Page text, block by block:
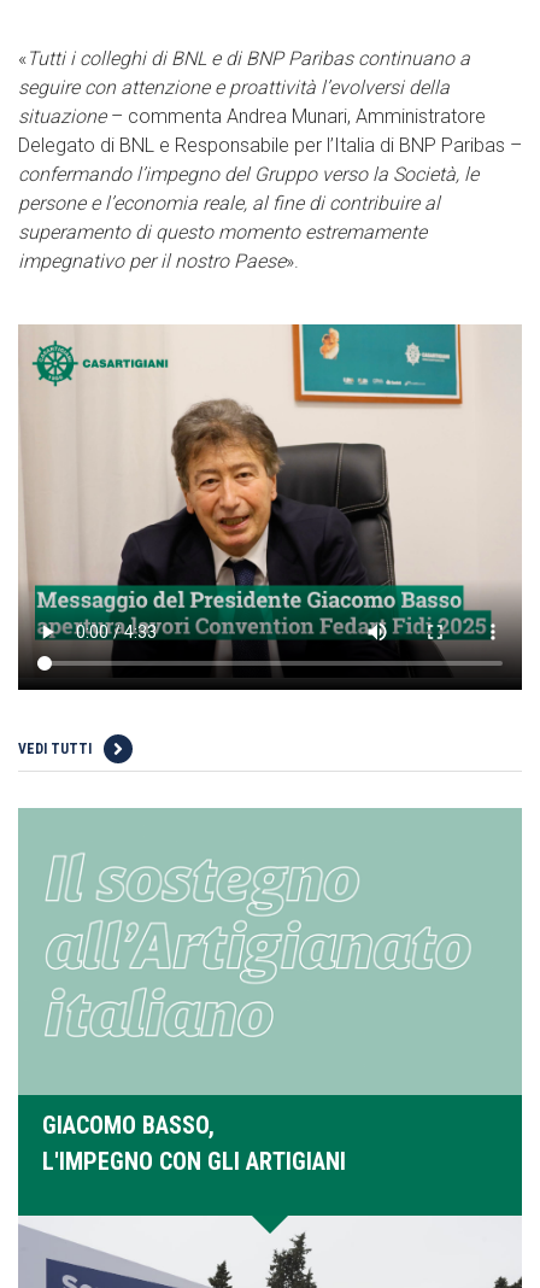
«Tutti i colleghi di BNL e di BNP Paribas continuano a
seguire con attenzione e proattività l’evolversi della
situazione– commenta Andrea Munari, Amministratore
Delegato di BNL e Responsabile per l’Italia di BNP Paribas –
confermando l’impegno del Gruppo verso la Società, le
persone e l’economia reale, al fine di contribuire al
superamento di questo momento estremamente
impegnativo per il nostro Paese».
VEDI TUTTI
GIACOMO BASSO,
L'IMPEGNO CON GLI ARTIGIANI